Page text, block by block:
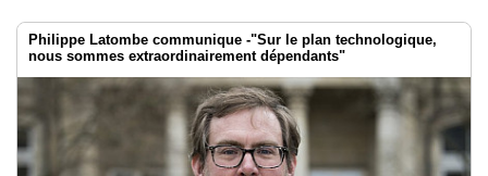
Philippe Latombe communique -"Sur le plan technologique,
nous sommes extraordinairement dépendants"